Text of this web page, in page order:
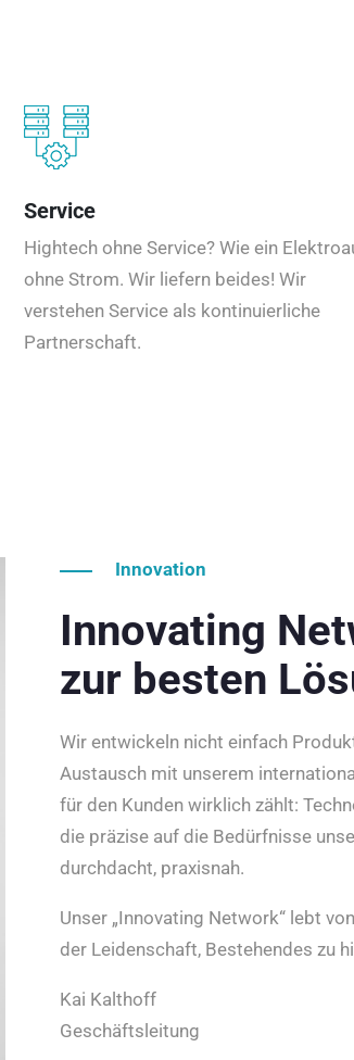
Service
Hightech ohne Service? Wie ein
ohne Strom. Wir liefern beides! Wir
verstehen Service als kontinuierliche
Partnerschaft.
Innovation
Innovating
zur besten
Wir entwickeln nicht einfach
Austausch mit unserem
für den Kunden wirklich zählt:
die präzise auf die Bedürfnisse
durchdacht, praxisnah.
Unser „Innovating Network“ lebt
der Leidenschaft, Bestehendes zu
Kai Kalthoff
Geschäftsleitung